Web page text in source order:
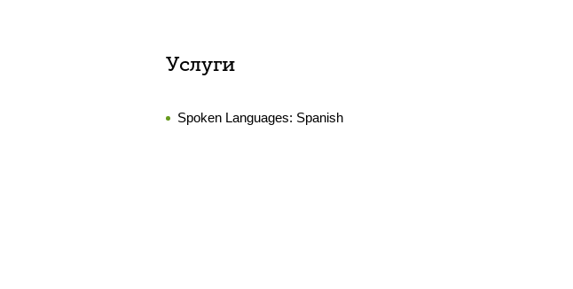
Услуги
Spoken Languages: Spanish